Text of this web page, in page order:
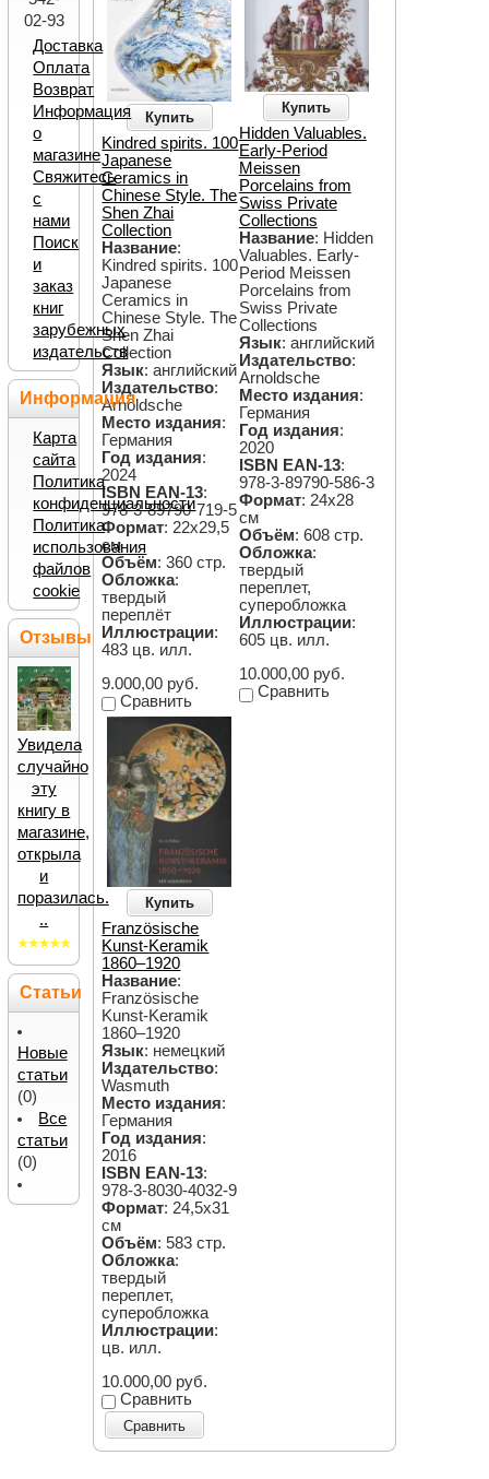
Купить
Kindred spirits. 100
Japanese
Ceramics in
Chinese Style. The
Shen Zhai
Collection
Название:
Kindred spirits. 100
Japanese
Ceramics in
Chinese Style. The
Shen Zhai
Collection
Язык: английский
Издательство:
Arnoldsche
Место издания:
Германия
Год издания:
2024
ISBN EAN-13:
978-3-89790-719-5
Формат: 22х29,5
см
Объём: 360 стр.
Обложка:
твердый
переплёт
Иллюстрации:
483 цв. илл.
9.000,00 руб.
Сравнить
Купить
Hidden Valuables.
Early-Period
Meissen
Porcelains from
Swiss Private
Collections
Название: Hidden
Valuables. Early-
Period Meissen
Porcelains from
Swiss Private
Collections
Язык: английский
Издательство:
Arnoldsche
Место издания:
Германия
Год издания:
2020
ISBN EAN-13:
978-3-89790-586-3
Формат: 24х28
см
Объём: 608 стр.
Обложка:
твердый
переплет,
суперобложка
Иллюстрации:
605 цв. илл.
10.000,00 руб.
Сравнить
Купить
Französische
Kunst-Keramik
1860–1920
Название:
Französische
Kunst-Keramik
1860–1920
Язык: немецкий
Издательство:
Wasmuth
Место издания:
Германия
Год издания:
2016
ISBN EAN-13:
978-3-8030-4032-9
Формат: 24,5х31
см
Объём: 583 стр.
Обложка:
твердый
переплет,
суперобложка
Иллюстрации:
цв. илл.
10.000,00 руб.
Сравнить
Сравнить
02-93
Доставка
Оплата
Возврат
Информация
о
магазине
Свяжитесь
с
нами
Поиск
и
заказ
книг
зарубежных
издательств
Информация
Карта
сайта
Политика
конфиденциальности
Политика
использования
файлов
cookie
Отзывы
Увидела
случайно
эту
книгу в
магазине,
открыла
и
поразилась.
..
Статьи
Новые
статьи
(0)
Все
статьи
(0)